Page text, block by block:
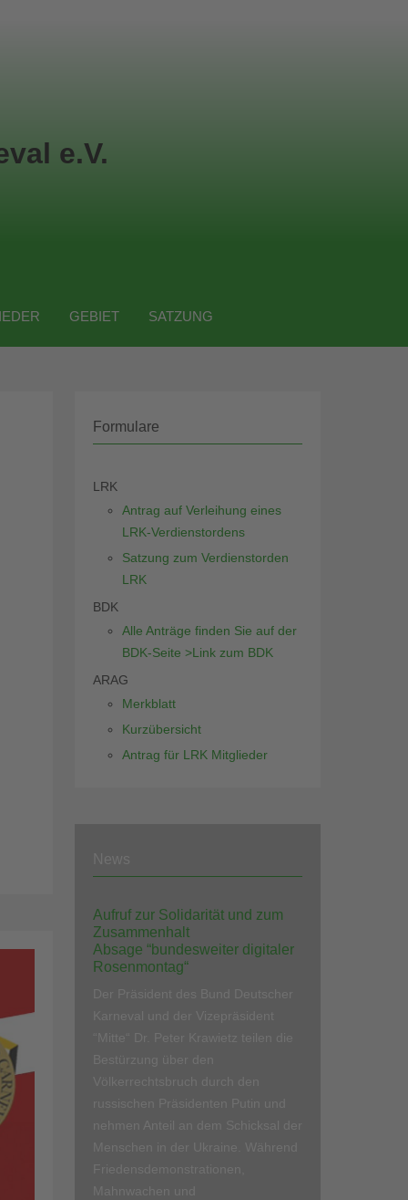
e.V.
GEBIET SATZUNG
Formulare
LRK
Antrag auf Verleihung eines
LRK-Verdienstordens
Satzung zum Verdienstorden
LRK
BDK
Alle Anträge finden Sie auf der
BDK-Seite >Link zum BDK
ARAG
Merkblatt
Kurzübersicht
Antrag für LRK Mitglieder
Aufruf zur Solidarität und zum
Zusammenhalt
Absage “bundesweiter digitaler
Rosenmontag“